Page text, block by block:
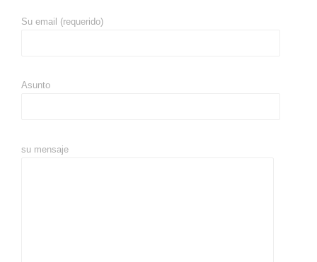
Su email (requerido)
Asunto
su mensaje